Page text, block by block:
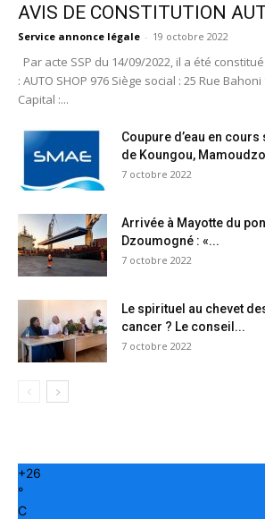
AVIS DE CONSTITUTION
Service annonce légale - 19 octobre 2022
Par acte SSP du 14/09/2022, il a été
: AUTO SHOP 976 Siège social : 25 Rue
Capital :...
Coupure d’eau en
de Koungou,
7 octobre 2022
Arrivée à Mayotte du
Dzoumogné : «...
7 octobre 2022
Le spirituel au chevet
cancer ? Le conseil...
7 octobre 2022
+26
°
C